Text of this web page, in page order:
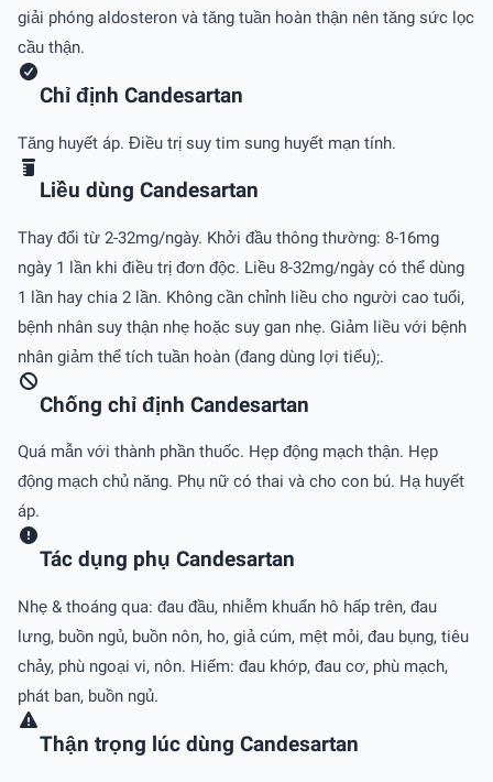
giải phóng aldosteron và tăng tuần hoàn thận nên tăng sức lọc
cầu thận.
Chỉ định Candesartan
Tăng huyết áp. Điều trị suy tim sung huyết mạn tính.
Liều dùng Candesartan
Thay đổi từ 2-32mg/ngày. Khởi đầu thông thường: 8-16mg
ngày 1 lần khi điều trị đơn độc. Liều 8-32mg/ngày có thể dùng
1 lần hay chia 2 lần. Không cần chỉnh liều cho người cao tuổi,
bệnh nhân suy thận nhẹ hoặc suy gan nhẹ. Giảm liều với bệnh
nhân giảm thể tích tuần hoàn (đang dùng lợi tiểu);.
Chống chỉ định Candesartan
Quá mẫn với thành phần thuốc. Hẹp động mạch thận. Hẹp
động mạch chủ năng. Phụ nữ có thai và cho con bú. Hạ huyết
áp.
Tác dụng phụ Candesartan
Nhẹ & thoáng qua: đau đầu, nhiễm khuẩn hô hấp trên, đau
lưng, buồn ngủ, buồn nôn, ho, giả cúm, mệt mỏi, đau bụng, tiêu
chảy, phù ngoại vi, nôn. Hiếm: đau khớp, đau cơ, phù mạch,
phát ban, buồn ngủ.
Thận trọng lúc dùng Candesartan